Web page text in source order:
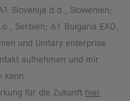
Slovenija d.d., Slowenien;
Serbien; A1 Bulgaria EAD,
und Unitary enterprise
aufnehmen und mir
für die Zukunft hier